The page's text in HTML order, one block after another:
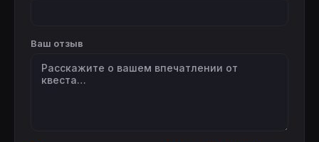
Ваш отзыв